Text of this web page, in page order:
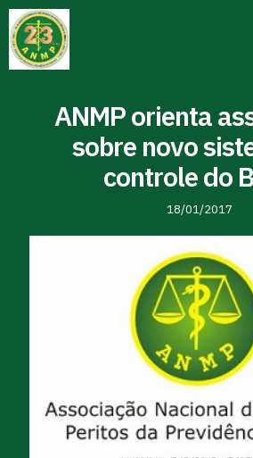
ANMP orienta
sobre novo
controle do
18/01/2017